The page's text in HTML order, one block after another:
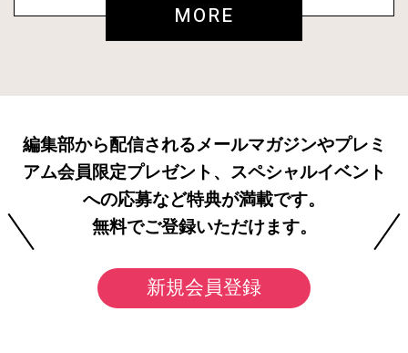
MORE
編集部から配信されるメールマガジンやプレミ
アム会員限定プレゼント、スペシャルイベント
への応募など特典が満載です。
無料でご登録いただけます。
新規会員登録